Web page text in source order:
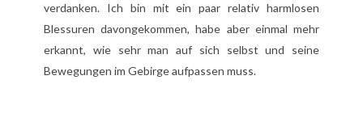
verdanken. Ich bin mit ein paar relativ harmlosen
Blessuren davongekommen, habe aber einmal mehr
erkannt, wie sehr man auf sich selbst und seine
Bewegungen im Gebirge aufpassen muss.